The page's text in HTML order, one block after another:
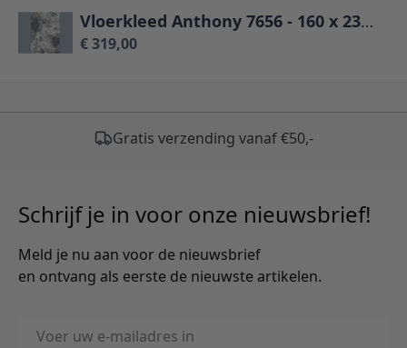
Vloerkleed Anthony 7656 - 160 x 230 cm
€ 319,00
Schrijf je in voor onze nieuwsbrief!
Meld je nu aan voor de nieuwsbrief
en ontvang als eerste de nieuwste artikelen.
E-mailadres